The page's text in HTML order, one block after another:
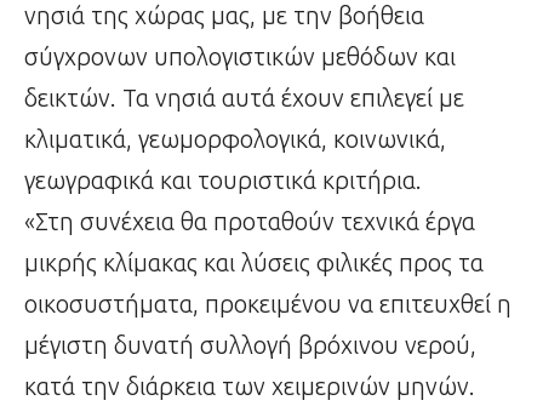
νησιά της χώρας μας, με την βοήθεια
σύγχρονων υπολογιστικών μεθόδων και
δεικτών. Τα νησιά αυτά έχουν επιλεγεί με
κλιματικά, γεωμορφολογικά, κοινωνικά,
γεωγραφικά και τουριστικά κριτήρια.
«Στη συνέχεια θα προταθούν τεχνικά έργα
μικρής κλίμακας και λύσεις φιλικές προς τα
οικοσυστήματα, προκειμένου να επιτευχθεί η
μέγιστη δυνατή συλλογή βρόχινου νερού,
κατά την διάρκεια των χειμερινών μηνών.